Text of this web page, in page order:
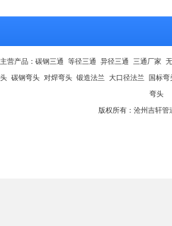
主营产品：碳钢三通 等径三通 异径三通 三通厂家
头 碳钢弯头 对焊弯头 锻造法兰 大口径法兰 国标
弯头
版权所有：沧州吉轩管